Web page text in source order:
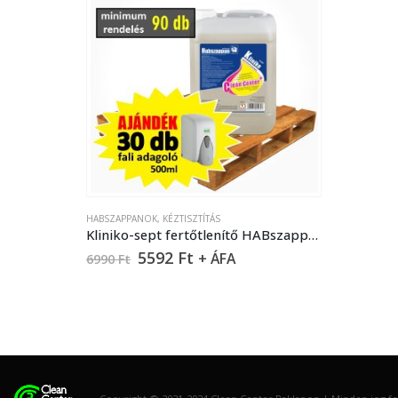
HABSZAPPANOK, KÉZTISZTÍTÁS
Kliniko-sept fertőtlenítő HABszappan 5 liter
6990Ft 5592 Ft + ÁFA